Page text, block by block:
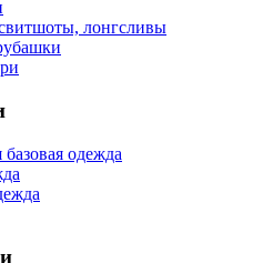
лонгсливы
одежда